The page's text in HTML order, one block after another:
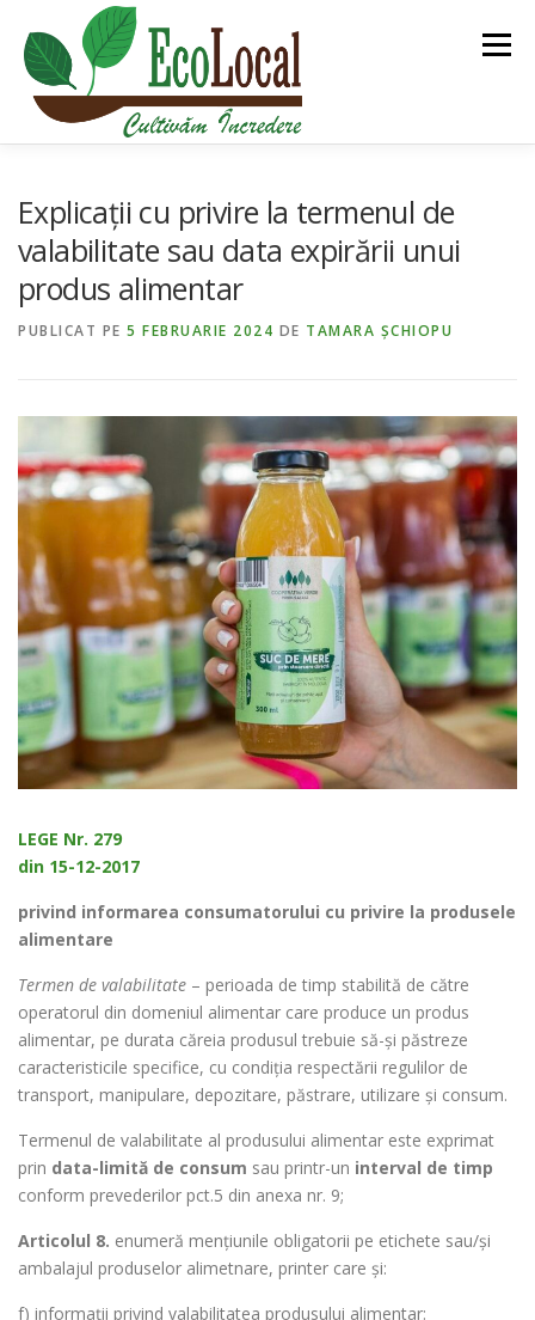
conținut
Meniu
PGS CERT ECOLOCAL TURISM
ROMÂNĂ
Explicații cu privire la termenul de
valabilitate sau data expirării unui
produs alimentar
PUBLICAT PE 5 FEBRUARIE 2024 DE TAMARA ȘCHIOPU
LEGE Nr. 279
din 15-12-2017
privind informarea consumatorului cu privire la produsele
alimentare
Termen de valabilitate – perioada de timp stabilită de către
operatorul din domeniul alimentar care produce un produs
alimentar, pe durata căreia produsul trebuie să-și păstreze
caracteristicile specifice, cu condiția respectării regulilor de
transport, manipulare, depozitare, păstrare, utilizare și consum.
Termenul de valabilitate al produsului alimentar este exprimat
prin data-limită de consum sau printr-un interval de timp
conform prevederilor pct.5 din anexa nr. 9;
Articolul 8. enumeră menţiunile obligatorii pe etichete sau/și
ambalajul produselor alimetnare, printer care și:
f) informații privind valabilitatea produsului alimentar: